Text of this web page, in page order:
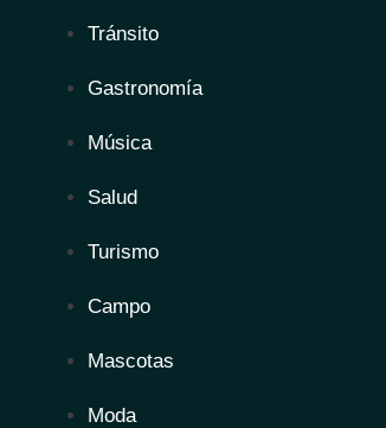
Tránsito
Gastronomía
Música
Salud
Turismo
Campo
Mascotas
Moda